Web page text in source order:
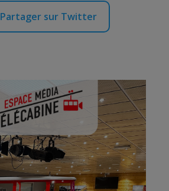
Partager sur Twitter